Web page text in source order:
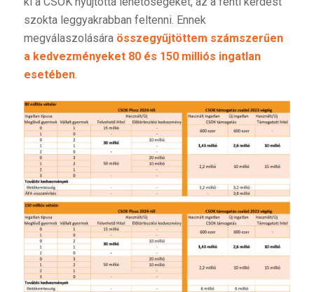
szokta leggyakrabban feltenni. Ennek
megválaszolására összegyűjtöttem számszerűen
a kedvezményeket 80 és 150 milliós ingatlan
esetében.